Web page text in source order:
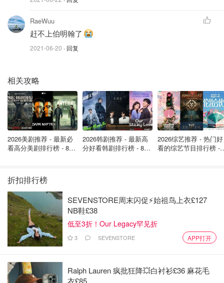
体的反抗情绪被激起，1970年历史上第一次同性恋权利运
动在纽约进行，随后蔓延到了洛杉矶、旧金山，以至全世
图片来自@newsweek，版权属于原作者
作为出名的“腐国”，Pride月自然少不了英国
，每一年的
Pride月都是英国规模最大的同志活动——英国同志大游行
活动，呼吁人人平等。无论是什么行业，什么地位，数以千
RaeWuu
赶不上伯明翰了
2021-06-20 · 回复
相关攻略
2026美剧推荐 - 最新必
看高分美剧排行榜 - 8月
2026韩剧推荐 - 最新高
分好看韩剧排行榜 - 8月
2026综艺推荐 - 热门好
看的综艺节目排行榜 -
折扣排行榜
SEVENSTORE周末闪促⚡️始祖鸟上衣£127
NB鞋£38
低至3折！Our Legacy罕见折
3 SEVENSTORE APP打开
Ralph Lauren 疯批狂降💥白衬衫£36 麻花毛
衣£85